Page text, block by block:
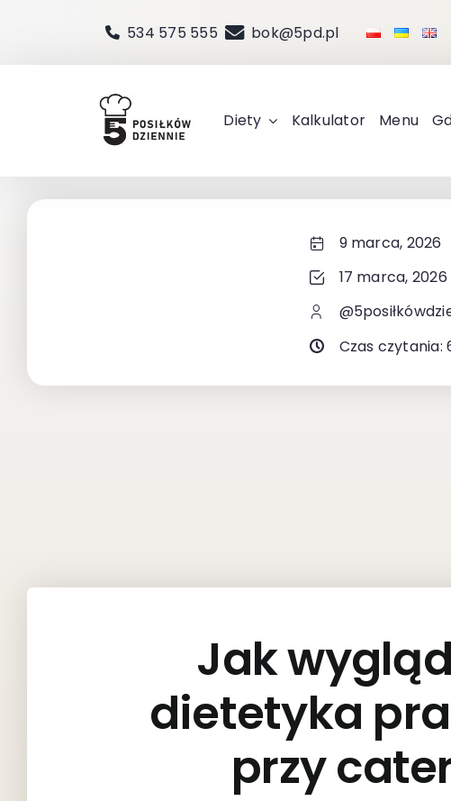
zawartości
534 575 555 bok@5pd.pl
Diety Kalkulator Menu
9 marca, 2026
17 marca, 2026
Czas czytania:
Jak
dietetyka
przy